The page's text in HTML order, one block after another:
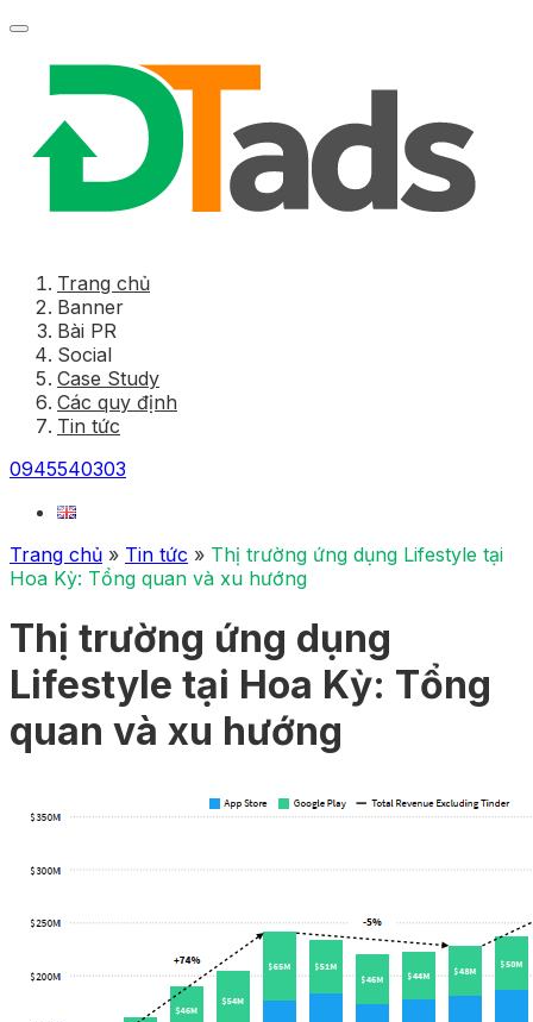
Trang chủ
Banner
Bài PR
Social
Case Study
Các quy định
Tin tức
0945540303
Trang chủ » Tin tức » Thị trường ứng dụng Lifestyle tại
Hoa Kỳ: Tổng quan và xu hướng
Thị trường ứng dụng
Lifestyle tại Hoa Kỳ: Tổng
quan và xu hướng